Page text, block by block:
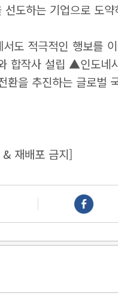
도하는 기업으로 도약
서도 적극적인 행보
합작사 설립 ▲인도
을 추진하는 글로벌
재배포 금지]